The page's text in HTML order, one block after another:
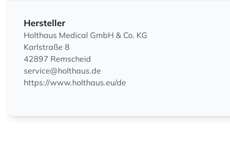
Hersteller
Holthaus Medical GmbH & Co. KG
Karlstraße 8
42897 Remscheid
service@holthaus.de
https://www.holthaus.eu/de